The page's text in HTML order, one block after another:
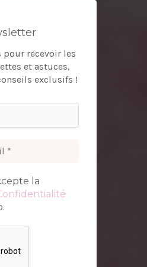
pour recevoir les
et astuces,
exclusifs !
la